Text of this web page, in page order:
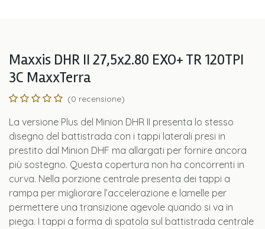
Maxxis DHR II 27,5x2.80 EXO+ TR 120TPI
3C MaxxTerra
(0 recensione)
La versione Plus del Minion DHR II presenta lo stesso
disegno del battistrada con i tappi laterali presi in
prestito dal Minion DHF ma allargati per fornire ancora
più sostegno. Questa copertura non ha concorrenti in
curva. Nella porzione centrale presenta dei tappi a
rampa per migliorare l’accelerazione e lamelle per
permettere una transizione agevole quando si va in
piega. I tappi a forma di spatola sul battistrada centrale